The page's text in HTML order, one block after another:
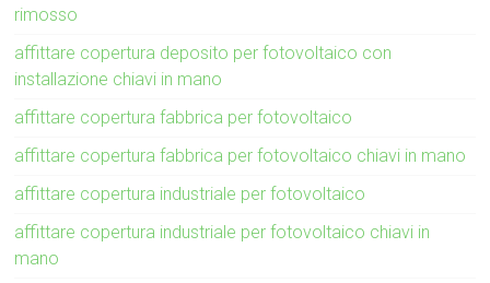
rimosso
affittare copertura deposito per fotovoltaico con
installazione chiavi in mano
affittare copertura fabbrica per fotovoltaico
affittare copertura fabbrica per fotovoltaico chiavi in mano
affittare copertura industriale per fotovoltaico
affittare copertura industriale per fotovoltaico chiavi in
mano